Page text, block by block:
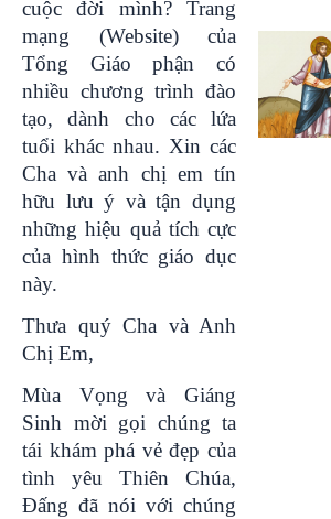
cuộc đời mình? Trang
mạng (Website) của
Tổng Giáo phận có
nhiều chương trình đào
tạo, dành cho các lứa
tuổi khác nhau. Xin các
Cha và anh chị em tín
hữu lưu ý và tận dụng
những hiệu quả tích cực
của hình thức giáo dục
này.
Thưa quý Cha và Anh
Chị Em,
Mùa Vọng và Giáng
Sinh mời gọi chúng ta
tái khám phá vẻ đẹp của
tình yêu Thiên Chúa,
Đấng đã nói với chúng